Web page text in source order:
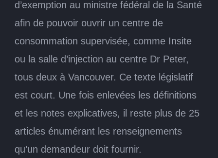
d’exemption au ministre fédéral de la Santé
afin de pouvoir ouvrir un centre de
consommation supervisée, comme Insite
ou la salle d’injection au centre Dr Peter,
tous deux à Vancouver. Ce texte législatif
est court. Une fois enlevées les définitions
et les notes explicatives, il reste plus de 25
articles énumérant les renseignements
qu’un demandeur doit fournir.